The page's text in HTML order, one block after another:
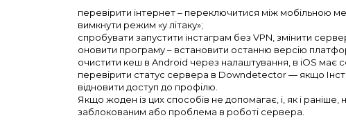
перевірити інтернет – переключитися між мобільною
вимкнути режим «у літаку»;
спробувати запустити інстаграм без VPN, змінити
оновити програму – встановити останню версію
очистити кеш в Android через налаштування, в iOS має
перевірити статус сервера в Downdetector — якщо
відновити доступ до профілю.
Якщо жоден із цих способів не допомагає, і, як і
заблокованим або проблема в роботі сервера.